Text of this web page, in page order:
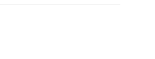
и комфортното
причинени от